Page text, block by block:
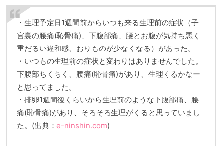
・生理予定日1週間前からいつも来る生理前の症状（子
宮裏の腰痛(恥骨痛)、下腹部痛、腰とお腹が気持ち悪く
重だるい違和感、おりものが少なくなる）があった。
・いつもの生理前の症状と変わりはありませんでした。
下腹部ちくちく、腰痛(恥骨痛)があり、生理くるかなー
と思ってました。
・排卵1週間後くらいから生理前のような下腹部痛、腰
痛(恥骨痛)があり、そろそろ生理がくると思っていまし
た。(出典： e-ninshin.com)